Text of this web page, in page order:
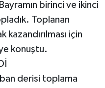
birinci ve ikinci
Toplanan
için
konuştu.
derisi toplama